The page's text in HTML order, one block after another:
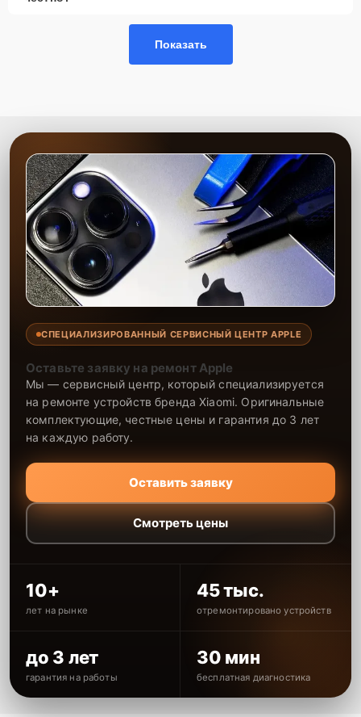
соблюдением стандартов качества.
что гарантирует стабильность и надёжность после проведения
Показать
СПЕЦИАЛИЗИРОВАННЫЙ СЕРВИСНЫЙ ЦЕНТР APPLE
Оставьте заявку на ремонт Apple
Мы — сервисный центр, который специализируется
на ремонте устройств бренда Xiaomi. Оригинальные
комплектующие, честные цены и гарантия до 3 лет
на каждую работу.
Оставить заявку
Смотреть цены
10+
лет на рынке
45 тыс.
отремонтировано устройств
до 3 лет
гарантия на работы
30 мин
бесплатная диагностика